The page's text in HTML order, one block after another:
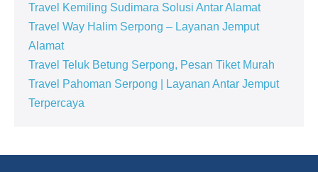
Travel Kemiling Sudimara Solusi Antar Alamat
Travel Way Halim Serpong – Layanan Jemput
Alamat
Travel Teluk Betung Serpong, Pesan Tiket Murah
Travel Pahoman Serpong | Layanan Antar Jemput
Terpercaya